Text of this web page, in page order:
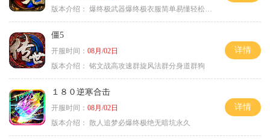
版本介绍： 爆终极武器爆终极衣服简单易懂轻松满级
僵5
开服时间： 08月/02日
版本介绍： 铭文战高攻速群旋风法群分身道群狗
详情
１８０逆寒合击
开服时间： 08月/02日
版本介绍： 散人追梦必爆终极绝无暗坑永久
详情